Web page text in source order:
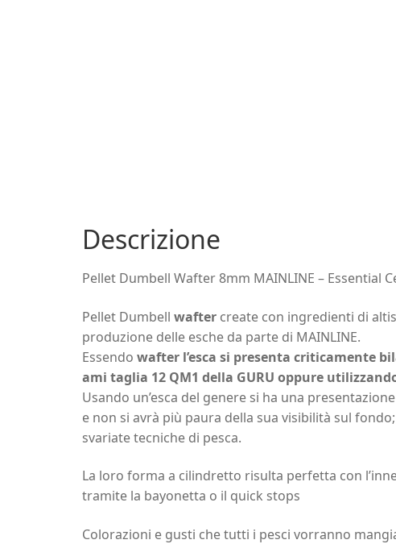
Descrizione
Pellet Dumbell Wafter 8mm MAINLINE – Essential
Pellet Dumbell wafter create con ingredienti di
produzione delle esche da parte di MAINLINE.
Essendo wafter l’esca si presenta criticamente
ami taglia 12 QM1 della GURU oppure
Usando un’esca del genere si ha una
e non si avrà più paura della sua visibilità sul
svariate tecniche di pesca.
La loro forma a cilindretto risulta perfetta con
tramite la bayonetta o il quick stops
Colorazioni e gusti che tutti i pesci vorranno